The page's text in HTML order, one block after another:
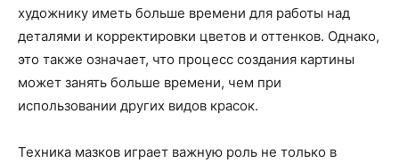
художнику иметь больше времени для работы над
деталями и корректировки цветов и оттенков. Однако,
это также означает, что процесс создания картины
может занять больше времени, чем при
использовании других видов красок.
Техника мазков играет важную роль не только в